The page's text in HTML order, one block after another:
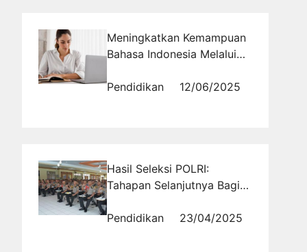
Meningkatkan Kemampuan
Bahasa Indonesia Melalui
Pendidikan
12/06/2025
Hasil Seleksi POLRI:
Tahapan Selanjutnya Bagi
Pendidikan
23/04/2025